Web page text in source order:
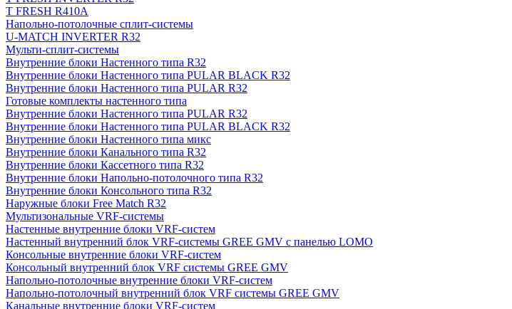
T FRESH R410A
Напольно-потолочные сплит-системы
U-MATCH INVERTER R32
Мульти-сплит-системы
Внутренние блоки Настенного типа R32
Внутренние блоки Настенного типа PULAR BLACK R32
Внутренние блоки Настенного типа PULAR R32
Готовые комплекты настенного типа
Внутренние блоки Настенного типа PULAR R32
Внутренние блоки Настенного типа PULAR BLACK R32
Внутренние блоки Настенного типа микс
Внутренние блоки Канального типа R32
Внутренние блоки Кассетного типа R32
Внутренние блоки Напольно-потолочного типа R32
Внутренние блоки Консольного типа R32
Наружные блоки Free Match R32
Мультизональные VRF-системы
Настенные внутренние блоки VRF-систем
Настенный внутренний блок VRF-системы GREE GMV с панелью LOMO
Консольные внутренние блоки VRF-систем
Консольный внутренний блок VRF системы GREE GMV
Напольно-потолочные внутренние блоки VRF-систем
Напольно-потолочный внутренний блок VRF системы GREE GMV
Канальные внутренние блоки VRF-систем